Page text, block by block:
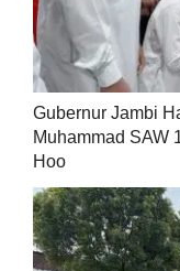
Gubernur Jambi
Muhammad SAW
Hoo